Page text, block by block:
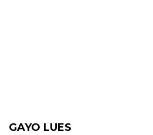
GAYO LUES